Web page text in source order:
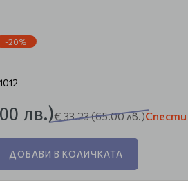
-20%
лв.)€ 33.23(65.00 лв.)Спести
ДОБАВИ В КОЛИЧКАТА